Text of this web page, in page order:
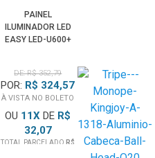
PAINEL
ILUMINADOR LED
EASY LED-U600+
E FONTE
(BIVOLT)
DE: R$ 352,79
POR: R$ 324,57
À VISTA NO BOLETO
OU 11X DE R$
32,07
TOTAL PARCELADO R$